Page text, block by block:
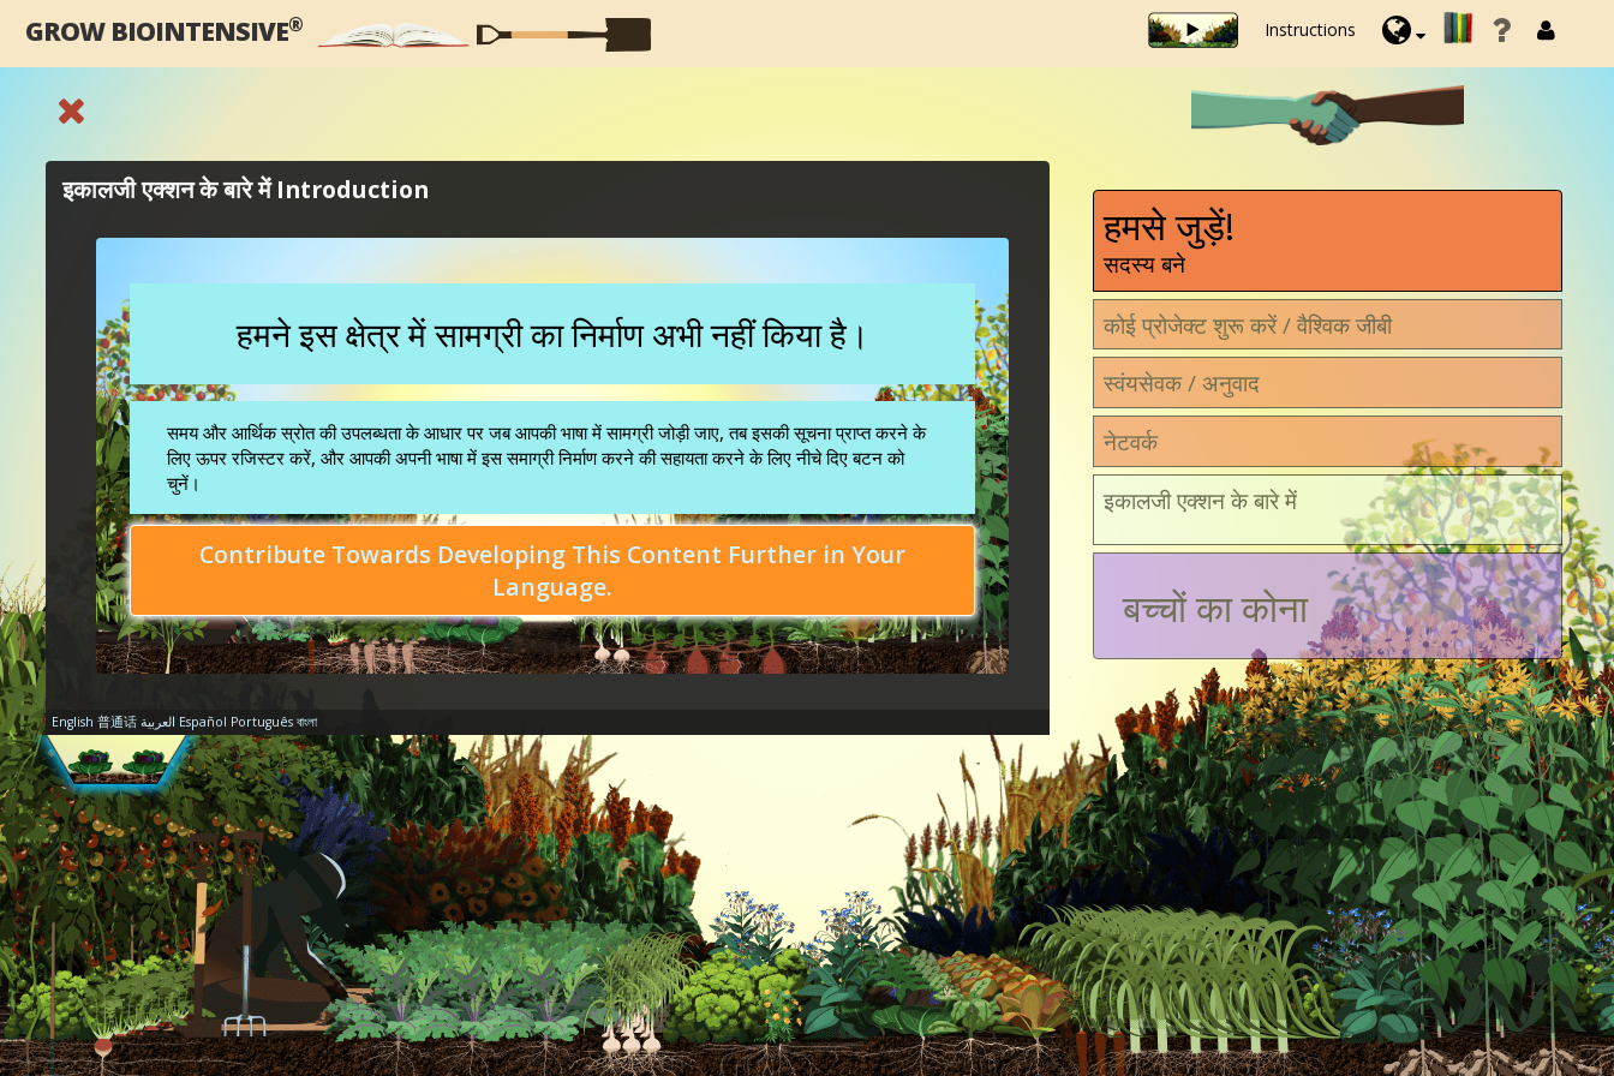
GROW BIOINTENSIVE® Instructions
इकालजी एक्शन के बारे में Introduction
हमने इस क्षेत्र में सामग्री का निर्माण अभी नहीं किया है।
समय और आर्थिक स्रोत की उपलब्धता के आधार पर जब आपकी भाषा में सामग्री जोड़ी जाए, तब इसकी सूचना प्राप्त करने के
लिए ऊपर रजिस्टर करें, और आपकी अपनी भाषा में इस समाग्री निर्माण करने की सहायता करने के लिए नीचे दिए बटन को
चुनें।
Contribute Towards Developing This Content Further in Your
Language.
English 普通话 العربية Español Português বাংলা
हमसे जुड़ें!
सदस्य बने
कोई प्रोजेक्ट शुरू करें / वैश्विक जीबी
स्वंयसेवक / अनुवाद
नेटवर्क
इकालजी एक्शन के बारे में
बच्चों का कोना